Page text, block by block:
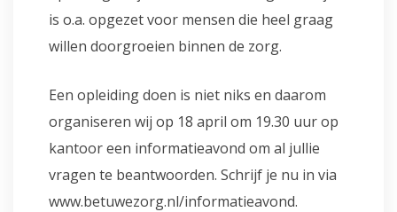
is o.a. opgezet voor mensen die heel graag
willen doorgroeien binnen de zorg.
Een opleiding doen is niet niks en daarom
organiseren wij op 18 april om 19.30 uur op
kantoor een informatieavond om al jullie
vragen te beantwoorden. Schrijf je nu in via
www.betuwezorg.nl/informatieavond.